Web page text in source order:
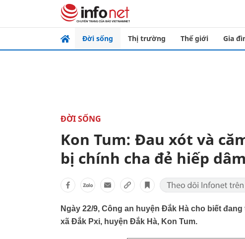
Đời sống Thị trường Thế giới Gia
ĐỜI SỐNG
Kon Tum: Đau xót và
bị chính cha đẻ hiếp dâm
Ngày 22/9, Công an huyện Đắk Hà cho biết
xã Đắk Pxi, huyện Đắk Hà, Kon Tum.